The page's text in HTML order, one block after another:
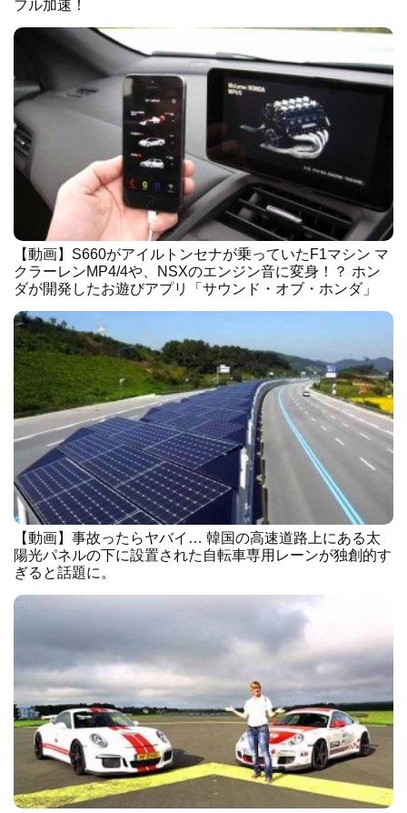
フル加速！
【動画】S660がアイルトンセナが乗っていたF1マシン マ
クラーレンMP4/4や、NSXのエンジン音に変身！？ ホン
ダが開発したお遊びアプリ「サウンド・オブ・ホンダ」
【動画】事故ったらヤバイ… 韓国の高速道路上にある太
陽光パネルの下に設置された自転車専用レーンが独創的す
ぎると話題に。